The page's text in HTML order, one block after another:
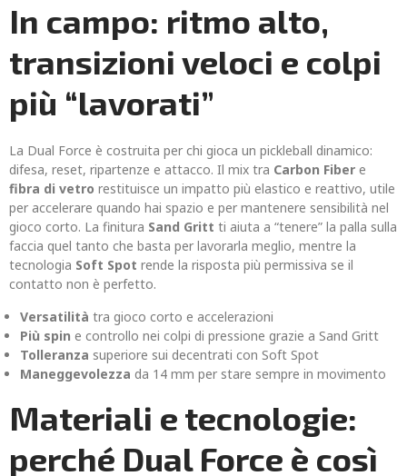
In campo: ritmo alto,
transizioni veloci e colpi
più “lavorati”
La Dual Force è costruita per chi gioca un pickleball dinamico:
difesa, reset, ripartenze e attacco. Il mix tra Carbon Fiber e
fibra di vetro restituisce un impatto più elastico e reattivo, utile
per accelerare quando hai spazio e per mantenere sensibilità nel
gioco corto. La finitura Sand Gritt ti aiuta a “tenere” la palla sulla
faccia quel tanto che basta per lavorarla meglio, mentre la
tecnologia Soft Spot rende la risposta più permissiva se il
contatto non è perfetto.
Versatilità tra gioco corto e accelerazioni
Più spin e controllo nei colpi di pressione grazie a Sand Gritt
Tolleranza superiore sui decentrati con Soft Spot
Maneggevolezza da 14 mm per stare sempre in movimento
Materiali e tecnologie:
perché Dual Force è così